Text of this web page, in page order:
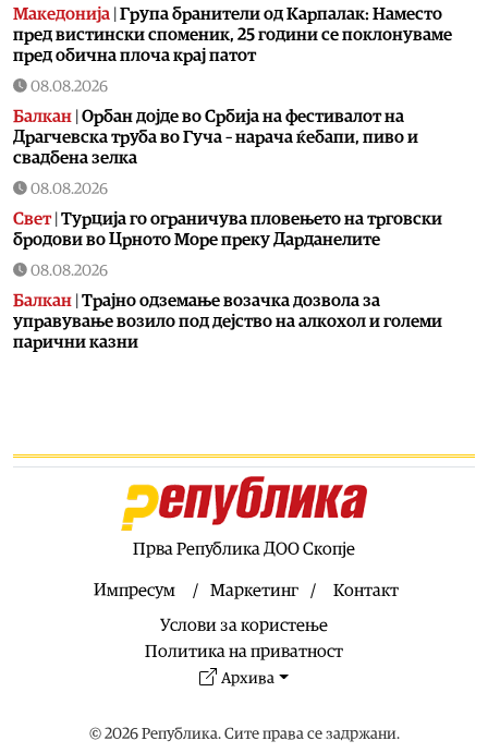
Македонија Група бранители од Карпалак: Наместо
пред вистински споменик, 25 години се поклонуваме
пред обична плоча крај патот
08.08.2026
Балкан Орбан дојде во Србија на фестивалот на
Драгчевска труба во Гуча – нарача ќебапи, пиво и
свадбена зелка
08.08.2026
Свет| Турција го ограничува пловењето на трговски
бродови во Црното Море преку Дарданелите
08.08.2026
Балкан Трајно одземање возачка дозвола за
управување возило под дејство на алкохол и големи
парични казни
08.08.2026
Иран: Отворањето на Ормутскиот Теснец зависи
вицешампионка во џиу-џицу
Матера – градот од камен кој како феникс се
издигнал од пепелта на срамот, бедата и заборавот
Убедлив триумф на Тиквеш над Башкими
Прва Република ДОО Скопје
Импресум Маркетинг
Контакт
Услови за користење
Политика на приватност
Архива
© 2026 Република. Сите права се задржани.